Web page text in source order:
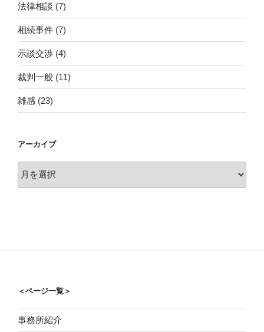
法律相談 (7)
相続事件 (7)
示談交渉 (4)
裁判一般 (11)
雑感 (23)
アーカイブ
ー
＜ページ一覧＞
事務所紹介